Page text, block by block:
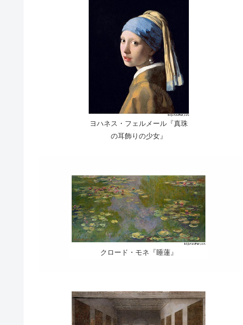
ヨハネス・フェルメール『真珠
の耳飾りの少女』
クロード・モネ『睡蓮』